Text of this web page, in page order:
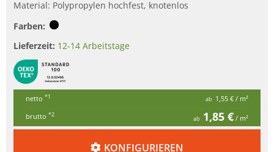
Material: Polypropylen hochfest, knotenlos
Farben:
Lieferzeit: 12-14 Arbeitstage
netto *1 ab 1,55 € / m²
brutto *2
ab 1,85 € / m²
KONFIGURIEREN